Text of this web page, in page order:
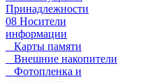
Принадлежности
08 Носители
информации
Карты памяти
Внешние накопители
Фотопленка и